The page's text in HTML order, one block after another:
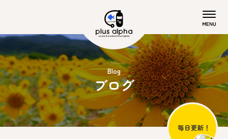
Blog
ブログ